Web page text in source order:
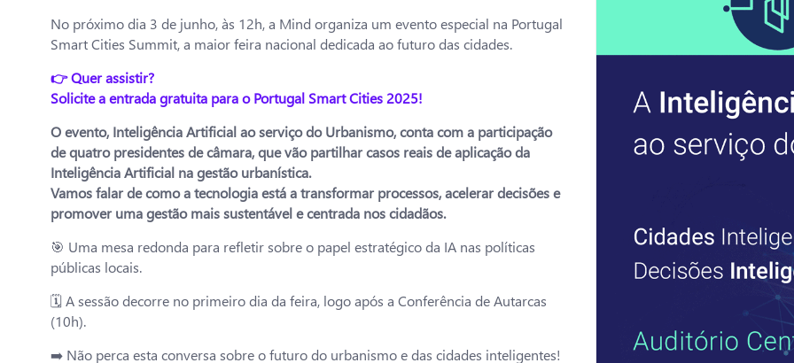
No próximo dia 3 de junho, às 12h, a Mind organiza um evento especial na Portugal
Smart Cities Summit, a maior feira nacional dedicada ao futuro das cidades.
👉 Quer assistir?
Solicite a entrada gratuita para o Portugal Smart Cities 2025!
O evento, Inteligência Artificial ao serviço do Urbanismo, conta com a participação
de quatro presidentes de câmara, que vão partilhar casos reais de aplicação da
Inteligência Artificial na gestão urbanística.
Vamos falar de como a tecnologia está a transformar processos, acelerar decisões e
promover uma gestão mais sustentável e centrada nos cidadãos.
🎯 Uma mesa redonda para refletir sobre o papel estratégico da IA nas políticas
públicas locais.
🗓️ A sessão decorre no primeiro dia da feira, logo após a Conferência de Autarcas
(10h).
➡️ Não perca esta conversa sobre o futuro do urbanismo e das cidades inteligentes!